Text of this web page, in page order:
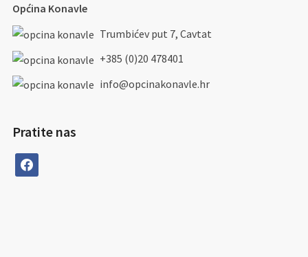
Općina Konavle
Trumbićev put 7, Cavtat
+385 (0)20 478401
info@opcinakonavle.hr
Pratite nas
facebook